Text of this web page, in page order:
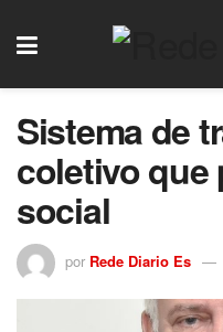
Sistema de
coletivo que
social
por Rede Diario Es